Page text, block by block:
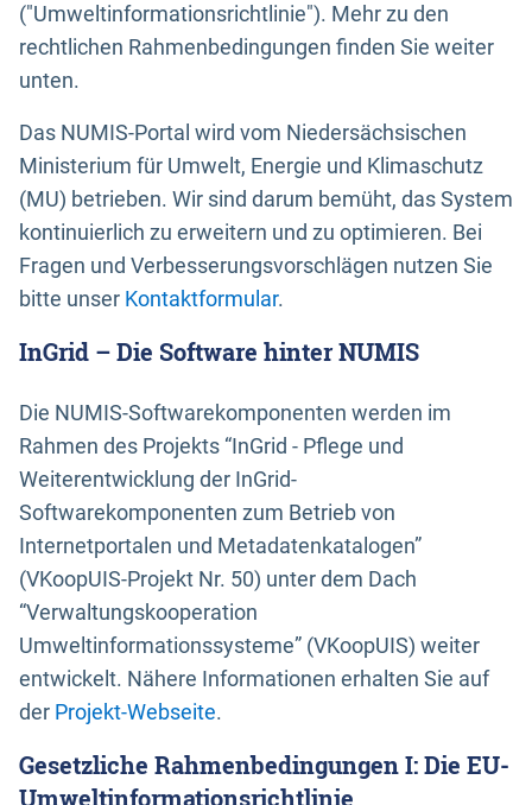
("Umweltinformationsrichtlinie"). Mehr zu den
rechtlichen Rahmenbedingungen finden Sie weiter
unten.
Das NUMIS-Portal wird vom Niedersächsischen
Ministerium für Umwelt, Energie und Klimaschutz
(MU) betrieben. Wir sind darum bemüht, das System
kontinuierlich zu erweitern und zu optimieren. Bei
Fragen und Verbesserungsvorschlägen nutzen Sie
bitte unser Kontaktformular.
InGrid – Die Software hinter NUMIS
Die NUMIS-Softwarekomponenten werden im
Rahmen des Projekts “InGrid - Pflege und
Weiterentwicklung der InGrid-
Softwarekomponenten zum Betrieb von
Internetportalen und Metadatenkatalogen”
(VKoopUIS-Projekt Nr. 50) unter dem Dach
“Verwaltungskooperation
Umweltinformationssysteme” (VKoopUIS) weiter
entwickelt. Nähere Informationen erhalten Sie auf
der Projekt-Webseite.
Gesetzliche Rahmenbedingungen I: Die EU-
Umweltinformationsrichtlinie